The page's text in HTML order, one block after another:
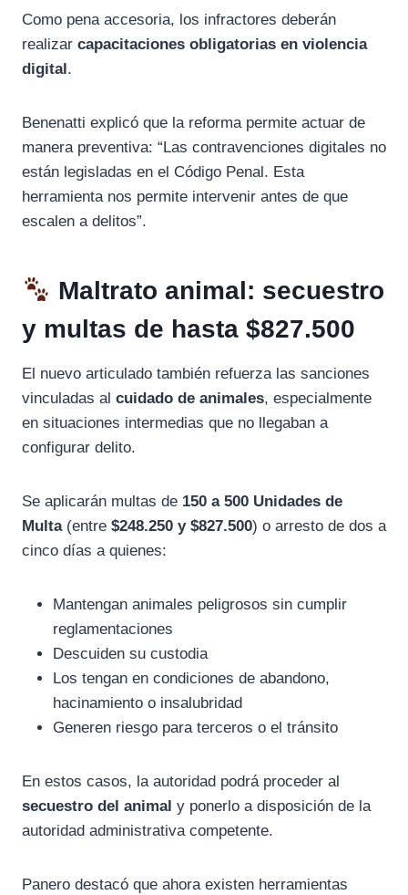
Como pena accesoria, los infractores deberán
realizar capacitaciones obligatorias en violencia
digital.
Benenatti explicó que la reforma permite actuar de
manera preventiva: “Las contravenciones digitales no
están legisladas en el Código Penal. Esta
herramienta nos permite intervenir antes de que
escalen a delitos”.
Maltrato animal: secuestro
y multas de hasta $827.500
El nuevo articulado también refuerza las sanciones
vinculadas al cuidado de animales, especialmente
en situaciones intermedias que no llegaban a
configurar delito.
Se aplicarán multas de 150 a 500 Unidades de
Multa(entre $248.250 y $827.500) o arresto de dos a
cinco días a quienes:
Mantengan animales peligrosos sin cumplir
reglamentaciones
Descuiden su custodia
Los tengan en condiciones de abandono,
hacinamiento o insalubridad
Generen riesgo para terceros o el tránsito
En estos casos, la autoridad podrá proceder al
secuestro del animal y ponerlo a disposición de la
autoridad administrativa competente.
Panero destacó que ahora existen herramientas